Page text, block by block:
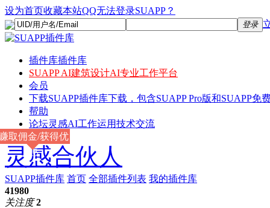
设为首页收藏本站QQ无法登录SUAPP？
登录
插件库插件库
SUAPP AI建筑设计AI专业工作平台
会员
下载SUAPP插件库下载，包含SUAPP Pro版和SUAPP免
帮助
论坛灵感AI工作运用技术交流
灵感合伙人
取佣金/获得优
惠
SUAPP插件库 首页 全部插件列表 我的插件库
41980
关注度 2